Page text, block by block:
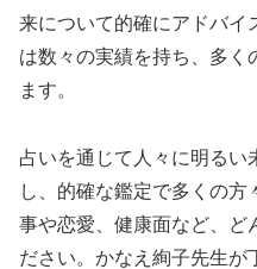
来について的確にアドバイ
は数々の実績を持ち、多く
ます。
占いを通じて人々に明るい
し、的確な鑑定で多くの
事や恋愛、健康面など、ど
ださい。かなえ絢子先生が